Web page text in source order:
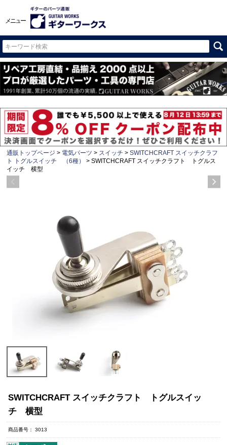
メニュー
通販トップページ 電気パーツ スイッチ
SWITCHCRAFT スイッチクラフ
ト トグルスイッチ （6種）
SWITCHCRAFT スイッチクラフト トグルス
イッチ 横型
SWITCHCRAFT スイッチクラフト トグルスイッ
チ 横型
商品番号 3013